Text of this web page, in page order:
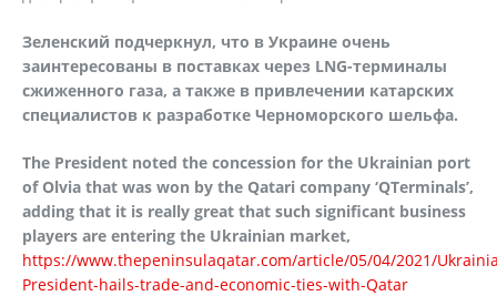
Зеленский подчеркнул, что в Украине очень
заинтересованы в поставках через LNG-терминалы
сжиженного газа, а также в привлечении катарских
специалистов к разработке Черноморского шельфа.
The President noted the concession for the Ukrainian port
of Olvia that was won by the Qatari company ‘QTerminals’,
adding that it is really great that such significant business
players are entering the Ukrainian market,
https://www.thepeninsulaqatar.com/article/05/04/2021/
President-hails-trade-and-economic-ties-with-Qatar